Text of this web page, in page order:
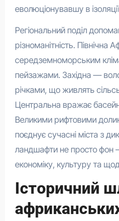
еволюціонувавшу в
Регіональний поділ
різноманітність. Північна
середземноморським
пейзажами. Західна —
річками, що живлять
Центральна вражає
Великими рифтовими
поєднує сучасні міста з
ландшафти не просто фон
економіку, культуру та
Історичний